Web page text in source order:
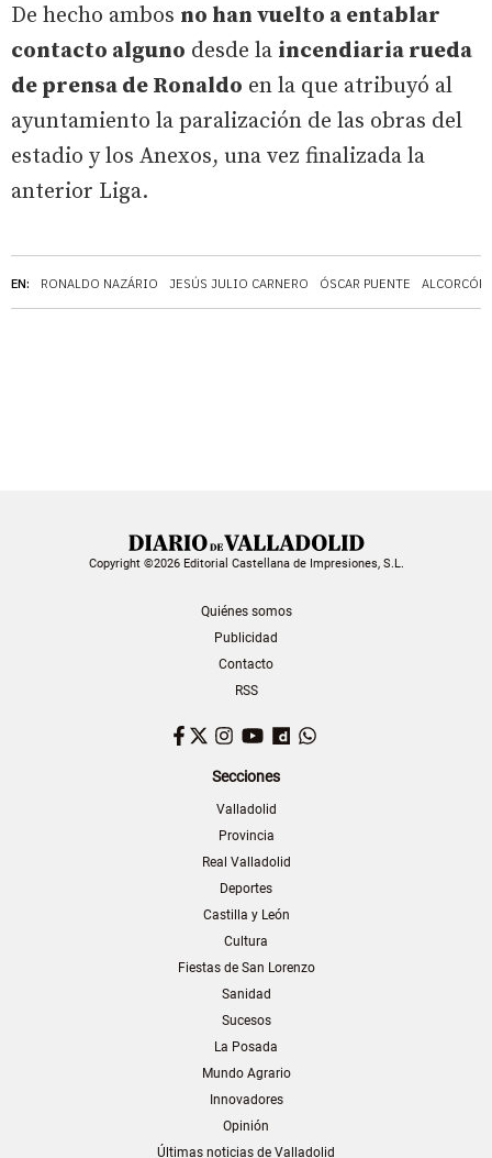
EN: RONALDO NAZÁRIO JESÚS JULIO CARNERO ÓSCAR PUENTE ALCORCÓN
De hecho ambos no han vuelto a entablar
contacto alguno desde la incendiaria rueda
de prensa de Ronaldo en la que atribuyó al
ayuntamiento la paralización de las obras del
estadio y los Anexos, una vez finalizada la
anterior Liga.
Copyright ©2026 Editorial Castellana de Impresiones, S.L.
Quiénes somos
Publicidad
Contacto
RSS
Facebook
TwitterInstagram
YouTubeDailymotion
Secciones
Valladolid
Provincia
Real Valladolid
Deportes
Castilla y León
Cultura
Fiestas de San Lorenzo
Sanidad
Sucesos
La Posada
Mundo Agrario
Innovadores
Opinión
Últimas noticias de Valladolid